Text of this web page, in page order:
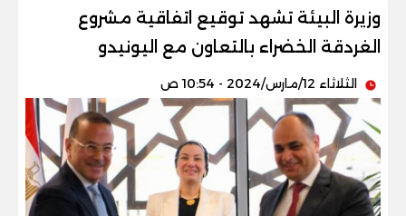
وزيرة البيئة تشهد توقيع اتفاقية مشروع
الغردقة الخضراء بالتعاون مع اليونيدو
الثلاثاء 12/مارس/2024 - 10:54 ص